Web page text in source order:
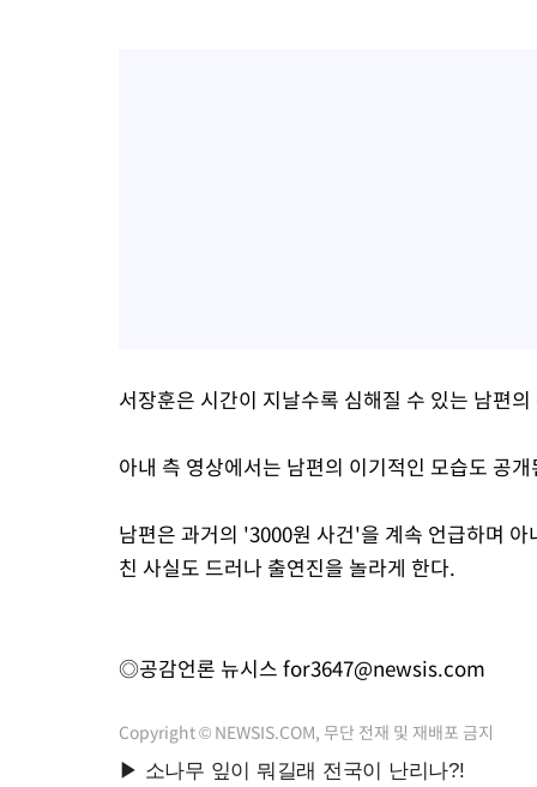
서장훈은 시간이 지날수록 심해질 수 있는 남편
아내 측 영상에서는 남편의 이기적인 모습도 공
남편은 과거의 '3000원 사건'을 계속 언급하며
친 사실도 드러나 출연진을 놀라게 한다.
◎공감언론 뉴시스 for3647@newsis.com
Copyright © NEWSIS.COM, 무단 전재 및 재배포 금지